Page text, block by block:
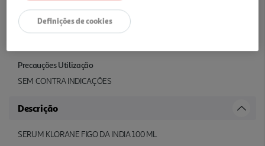
Confirmar a informação no Rótulo do Artigo. Devido a possíveis
alterações de embalagens e/ou rótulos, deverá considerar sempre
a informação que acompanha o produto que recebe.
Precauções Utilização
SEM CONTRA INDICAÇÕES
Descrição
SERUM KLORANE FIGO DA INDIA 100 ML
Definições de cookies